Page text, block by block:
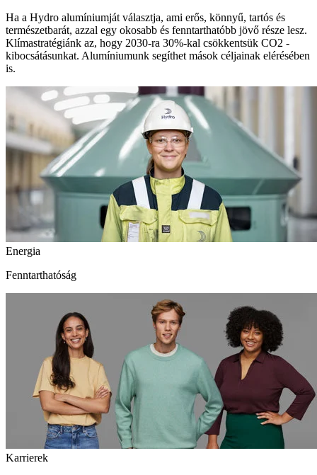
Ha a Hydro alumíniumját választja, ami erős, könnyű, tartós és
természetbarát, azzal egy okosabb és fenntarthatóbb jövő része lesz.
Klímastratégiánk az, hogy 2030-ra 30%-kal csökkentsük CO2 -
kibocsátásunkat. Alumíniumunk segíthet mások céljainak elérésében
is.
Energia
Fenntarthatóság
Karrierek